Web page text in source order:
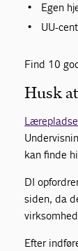
Egen
UU-
Find 10
Husk
kan finde
DI
siden, da
Efter